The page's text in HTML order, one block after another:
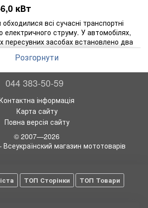
кВт
всі сучасні транспортні
електричного струму. У автомобілях,
пересувних засобах встановлено два
струму. Одним із них єакумулятор, а
генератор. Покидвигун
завдяки акумуляторній батареї. При
включається акумулятор, який
потреби в електроенергії всіх
присутності електричної енергії стає
запуск двигуна, безперебійне та
електричної іскри з подальшим
суміші, а також нормальне
звукових та світлових приладів. Слід
та інженери давно намагаються
електроенергії типу
Розгорнути
044 383-50-59
інформація
Карта сайту
Повна версія сайту
© 2007—2026
магазин мототоварів
ТОП Сторінки
ТОП Товари